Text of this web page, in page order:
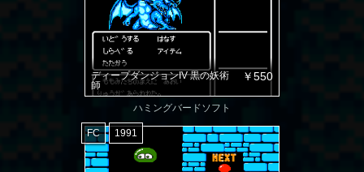
ディープダンジョンIV 黒の妖術
師
￥550
ハミングバードソフト
FC 1991